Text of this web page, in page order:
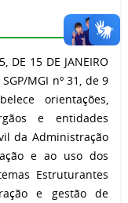
DE 15 DE JANEIRO
MGI nº 31, de 9
orientações,
e entidades
da Administração
e ao uso dos
Estruturantes
e gestão de